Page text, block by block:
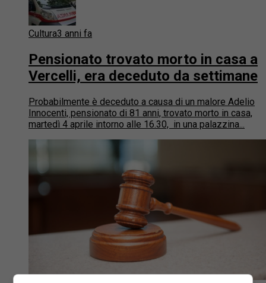
Cultura3 anni fa
Pensionato trovato morto in casa a
Vercelli, era deceduto da settimane
Probabilmente è deceduto a causa di un malore Adelio
Innocenti, pensionato di 81 anni, trovato morto in casa,
martedì 4 aprile intorno alle 16.30, in una palazzina...